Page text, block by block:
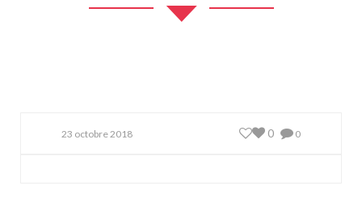
23 octobre 2018 0
0